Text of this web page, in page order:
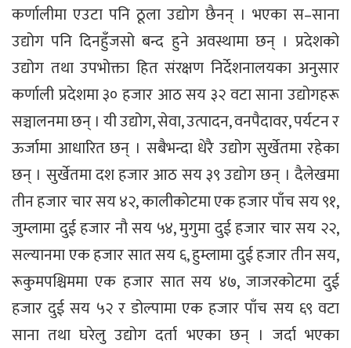
कर्णालीमा एउटा पनि ठूला उद्योग छैनन् । भएका स–साना
उद्योग पनि दिनहुँजसो बन्द हुने अवस्थामा छन् । प्रदेशको
उद्योग तथा उपभोक्ता हित संरक्षण निर्देशनालयका अनुसार
कर्णाली प्रदेशमा ३० हजार आठ सय ३२ वटा साना उद्योगहरू
सञ्चालनमा छन् । यी उद्योग, सेवा, उत्पादन, वनपैदावर, पर्यटन र
ऊर्जामा आधारित छन् । सबैभन्दा धेरै उद्योग सुर्खेतमा रहेका
छन् । सुर्खेतमा दश हजार आठ सय ३९ उद्योग छन् । दैलेखमा
तीन हजार चार सय ४२, कालीकोटमा एक हजार पाँच सय ९१,
जुम्लामा दुई हजार नौ सय ५४, मुगुमा दुई हजार चार सय २२,
सल्यानमा एक हजार सात सय ६, हुम्लामा दुई हजार तीन सय,
रूकुमपश्चिममा एक हजार सात सय ४७, जाजरकोटमा दुई
हजार दुई सय ५२ र डोल्पामा एक हजार पाँच सय ६९ वटा
साना तथा घरेलु उद्योग दर्ता भएका छन् । जर्दा भएका